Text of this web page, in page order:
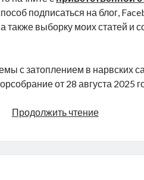
подписаться на блог,
также выборку моих статей и
с затоплением в нарвских
от 28 августа 2025
Продолжить чтениеПо